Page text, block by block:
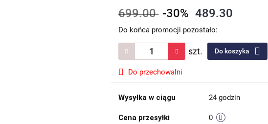
699.00 -30% 489.30
Do końca promocji pozostało:
szt. Do koszyka
Do przechowalni
Wysyłka w ciągu 24 godzin
Cena przesyłki 0